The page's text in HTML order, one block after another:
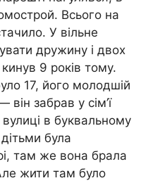
Всього на
У вільне
дружину і двох
9 років тому.
17, його молодшій
забрав у сім’ї
в буквальному
була
там же вона брала
жити там було